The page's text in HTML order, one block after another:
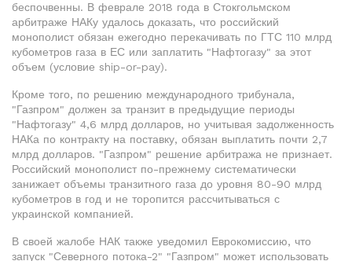
беспочвенны. В феврале 2018 года в Стокгольмском
арбитраже НАКу удалось доказать, что российский
монополист обязан ежегодно перекачивать по ГТС 110 млрд
кубометров газа в ЕС или заплатить "Нафтогазу" за этот
объем (условие ship-or-pay).
Кроме того, по решению международного трибунала,
"Газпром" должен за транзит в предыдущие периоды
"Нафтогазу" 4,6 млрд долларов, но учитывая задолженность
НАКа по контракту на поставку, обязан выплатить почти 2,7
млрд долларов. "Газпром" решение арбитража не признает.
Российский монополист по-прежнему систематически
занижает объемы транзитного газа до уровня 80-90 млрд
кубометров в год и не торопится рассчитываться с
украинской компанией.
В своей жалобе НАК также уведомил Еврокомиссию, что
запуск "Северного потока-2" "Газпром" может использовать